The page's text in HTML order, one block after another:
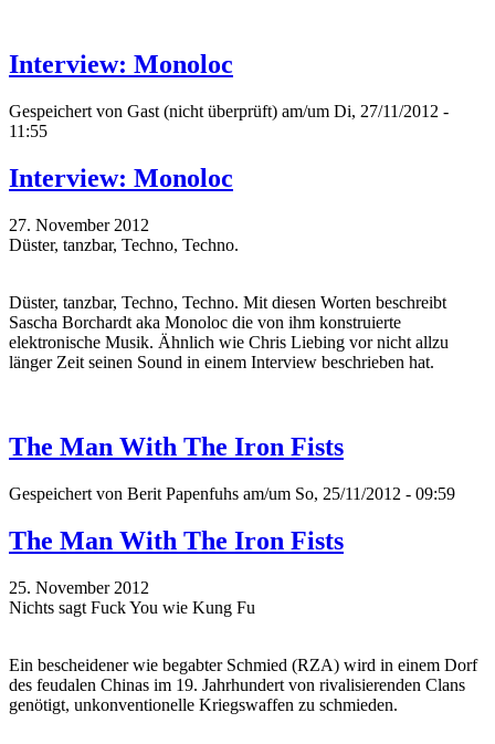
Interview: Monoloc
Gespeichert von Gast (nicht überprüft) am/um Di, 27/11/2012 -
11:55
Interview: Monoloc
27. November 2012
Düster, tanzbar, Techno, Techno.
Düster, tanzbar, Techno, Techno. Mit diesen Worten beschreibt
Sascha Borchardt aka Monoloc die von ihm konstruierte
elektronische Musik. Ähnlich wie Chris Liebing vor nicht allzu
länger Zeit seinen Sound in einem Interview beschrieben hat.
The Man With The Iron Fists
Gespeichert von Berit Papenfuhs am/um So, 25/11/2012 - 09:59
The Man With The Iron Fists
25. November 2012
Nichts sagt Fuck You wie Kung Fu
Ein bescheidener wie begabter Schmied (RZA) wird in einem Dorf
des feudalen Chinas im 19. Jahrhundert von rivalisierenden Clans
genötigt, unkonventionelle Kriegswaffen zu schmieden.